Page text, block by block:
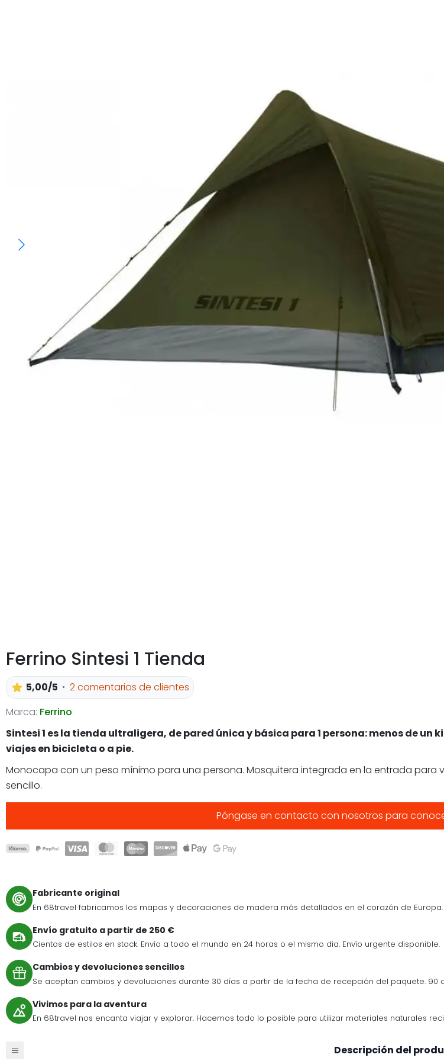
Ferrino Sintesi 1 Tienda
5,00/5
2 comentarios de clientes
Marca: Ferrino
Sintesi 1 es la tienda ultraligera, de pared única y básica para 1 persona: menos de
viajes en bicicleta o a pie.
Monocapa con un peso mínimo para una persona. Mosquitera integrada en la entrada para
sencillo.
Póngase en contacto con nosotros para
Fabricante original
En 68travel fabricamos los mapas y decoraciones de madera más detallados en el corazón de Europa.
Envío gratuito a partir de 250 €
Cientos de estilos en stock. Envío a todo el mundo en 24 horas o el mismo día. Envío urgente disponible.
Cambios y devoluciones sencillos
Se aceptan cambios y devoluciones durante 30 días a partir de la fecha de recepción del paquete.
Vivimos para la aventura
En 68travel nos encanta viajar y explorar. Hacemos todo lo posible para utilizar materiales naturales
Descripción del